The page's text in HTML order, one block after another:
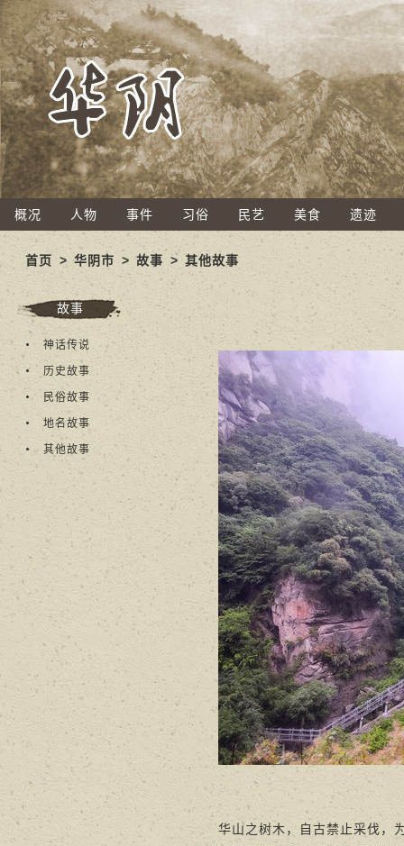
概况 人物 事件 习俗 民艺 美食 遗迹
首页 >华阴市 > 故事 > 其他故事
故事
神话传说
历史故事
民俗故事
地名故事
其他故事
华山之树木，自古禁止采伐，为